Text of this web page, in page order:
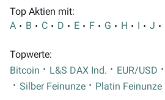
Top Aktien mit:
A
B C D E F G H I J
Topwerte:
Bitcoin
L&S DAX Ind. EUR/USD
Silber Feinunze
Platin Feinunze